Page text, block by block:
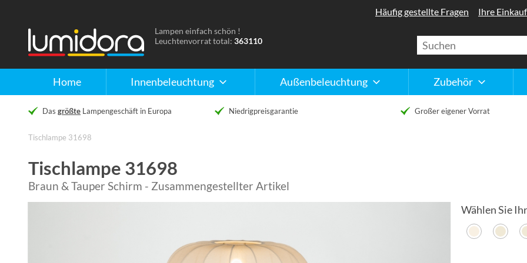
Home Innenbeleuchtung Außenbeleuchtung Zubehör
Häufig gestellte Fragen Ihre
Naar
de
Lampen einfach schön !
Leuchtenvorrat total: 363110
Das größte Lampengeschäft in Europa Niedrigpreisgarantie Großer eigener Vorrat
Tischlampe 31698
Tischlampe 31698
Braun & Tauper Schirm - Zusammengestellter Artikel
Wählen Sie